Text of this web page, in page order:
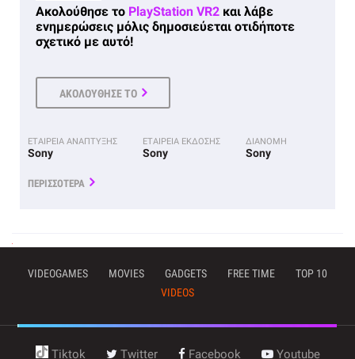
Ακολούθησε το PlayStation VR2 και λάβε
ενημερώσεις μόλις δημοσιεύεται οτιδήποτε
σχετικό με αυτό!
ΑΚΟΛΟΥΘΗΣΕ ΤΟ
ΕΤΑΙΡΕΙΑ ΑΝΑΠΤΥΞΗΣ
Sony
ΕΤΑΙΡΕΙΑ ΕΚΔΟΣΗΣ
Sony
ΔΙΑΝΟΜΗ
Sony
ΠΕΡΙΣΣΟΤΕΡΑ
VIDEOGAMES MOVIES GADGETS FREE TIME
TOP 10
VIDEOS
Tiktok Twitter Facebook Youtube